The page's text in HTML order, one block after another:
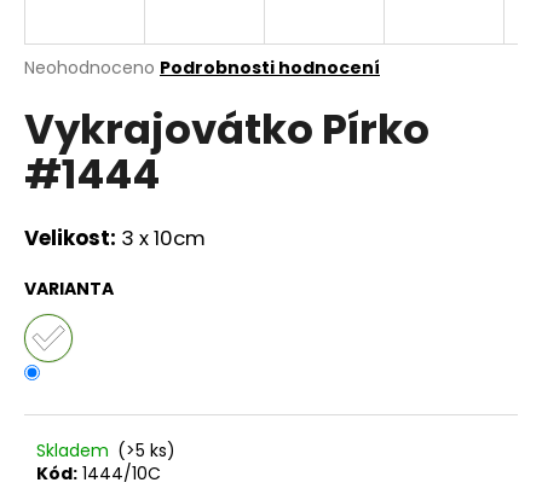
Průměrné
produktu
je
0,0
z
hvězdiček.
Neohodnoceno Podrobnosti hodnocení
Vykrajovátko Pírko
#1444
Velikost: 3 x 10cm
VARIANTA
Skladem (>5 ks)
Kód: 1444/10C
j
t
?
D
o
p
o